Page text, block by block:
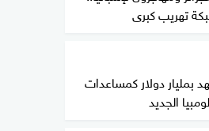
تهريب كبرى
بمليار دولار كمساعدات
الجديد